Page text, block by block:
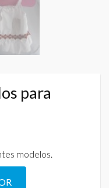
para
modelos.